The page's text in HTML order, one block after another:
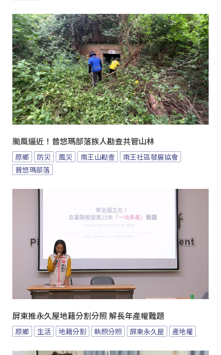
颱風逼近！普悠瑪部落族人勘查共管山林
原鄉 防災 風災 南王山勘查
南王社區發展協會
普悠瑪部落
屏東推永久屋地籍分割分照 解長年產權難題
原鄉 生活 地籍分割 執照分照 屏東永久屋 產地權